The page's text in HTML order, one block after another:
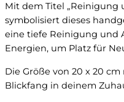
A
u
f
l
ö
s
Mit dem Titel „Reinigung
symbolisiert dieses
eine tiefe Reinigung und
Energien, um Platz für
Die Größe von 20 x 20
Blickfang in deinem